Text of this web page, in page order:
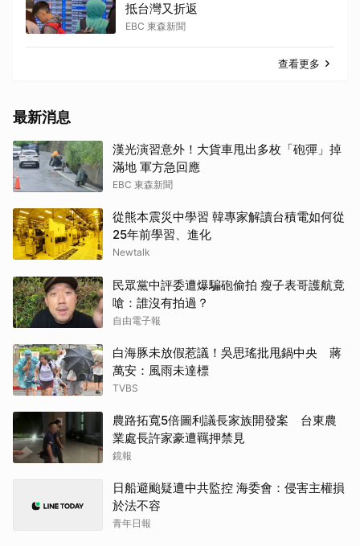
抵台灣又折返
EBC 東森新聞
查看更多
最新消息
漢光演習意外！大貨車甩出多枚「砲彈」掉
滿地 軍方急回應
EBC 東森新聞
從熊本震災中學習 韓專家解讀台積電如何從
25年前學習、進化
Newtalk
民眾黨中評委遭爆騙砲偷拍 瘦子表哥護航竟
嗆：誰沒有拍過？
自由電子報
白海豚未放假惹議！吳思瑤批甩鍋中央 蔣
萬安：風雨未達標
TVBS
農路拓寬5倍圖利議長家族開發案 台東農
業處長許家豪遭羈押禁見
鏡報
日船避颱疑遭中共監控 海委會：侵害主權損
於法不容
青年日報